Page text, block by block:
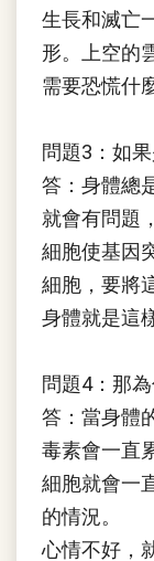
生長和滅亡
形。上空的
需要恐慌什
問題3：如
答：身體總
就會有問題
細胞使基因
細胞，要將
身體就是這
問題4：那
答：當身體
毒素會一直
細胞就會一
的情況。
心情不好，